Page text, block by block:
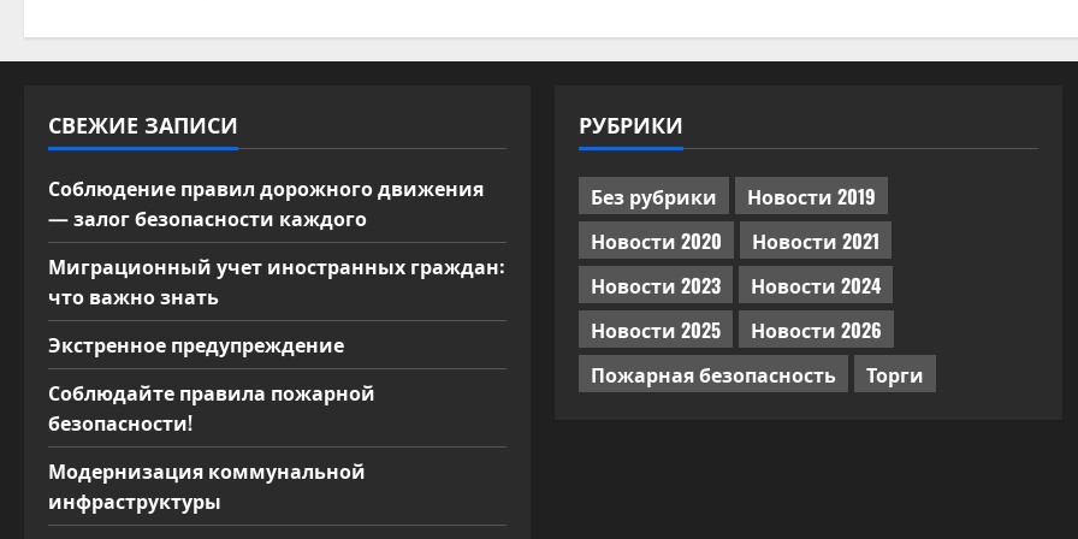
по
благоустройству
СВЕЖИЕ ЗАПИСИ
Соблюдение правил дорожного движения
— залог безопасности каждого
Миграционный учет иностранных граждан:
что важно знать
Экстренное предупреждение
Соблюдайте правила пожарной
безопасности!
Модернизация коммунальной
инфраструктуры
РУБРИКИ
Без рубрики
Новости 2019
Новости 2020
Новости 2021
Новости 2023
Новости 2024
Новости 2025
Новости 2026
Пожарная безопасность
Торги